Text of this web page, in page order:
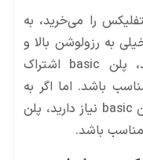
را می‌خرید، به
به رزولوشن بالا و
آپشن‌های اضافی اهمیت نمی‌دهید، پلن basic اشتراک
باشد. اما اگر به
قابلیت‌های بیشتری از قابلیت‌های پلن basic نیاز دارید، پلن
مناسب باشد.